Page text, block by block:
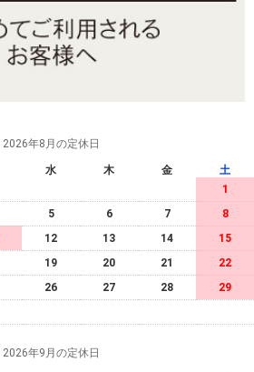
2026年8月の定休日
水 木 金
土
1
5 6 7
8
12 13 14
15
19 20 21
22
26 27 28
29
2026年9月の定休日